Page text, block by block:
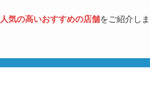
人気の高いおすすめの店舗をご紹介しま